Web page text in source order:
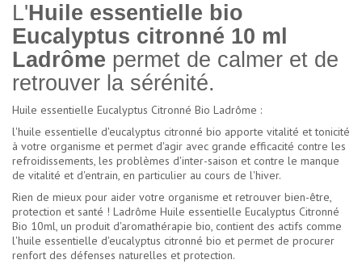
L'Huile essentielle bio
Eucalyptus citronné 10 ml
Ladrôme permet de calmer et de
retrouver la sérénité.
Huile essentielle Eucalyptus Citronné Bio Ladrôme :
l'huile essentielle d'eucalyptus citronné bio apporte vitalité et tonicité
à votre organisme et permet d'agir avec grande efficacité contre les
refroidissements, les problèmes d'inter-saison et contre le manque
de vitalité et d'entrain, en particulier au cours de l'hiver.
Rien de mieux pour aider votre organisme et retrouver bien-être,
protection et santé ! Ladrôme Huile essentielle Eucalyptus Citronné
Bio 10ml, un produit d'aromathérapie bio, contient des actifs comme
l'huile essentielle d'eucalyptus citronné bio et permet de procurer
renfort des défenses naturelles et protection.